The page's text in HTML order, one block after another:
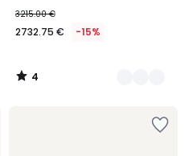
3215.00 €
2732.75 € -15%
4
/